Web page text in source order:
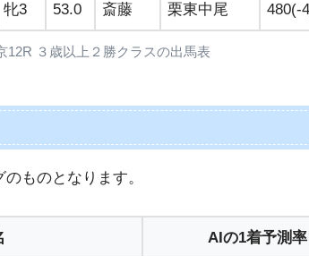
牝3 53.0 斎藤 栗東中尾 480(-
12R ３歳以上２勝クラスの出馬表
ものとなります。
AIの1着予測率